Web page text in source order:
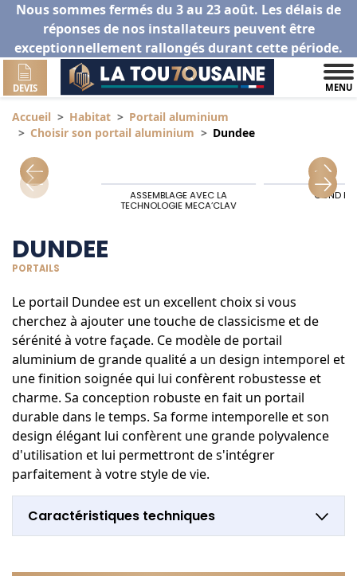
Nous sommes fermés du 3 au 23 août. Les délais de
réponses de nos installateurs peuvent être
exceptionnellement rallongés durant cette période.
DEVIS MENU
Accueil Habitat
Portail aluminium
Choisir son portail aluminium
Dundee
ASSEMBLAGE AVEC LA
TECHNOLOGIE MECA’CLAV
GOND
DUNDEE
PORTAILS
Le portail Dundee est un excellent choix si vous
cherchez à ajouter une touche de classicisme et de
sérénité à votre façade. Ce modèle de portail
aluminium de grande qualité a un design intemporel et
une finition soignée qui lui confèrent robustesse et
charme. Sa conception robuste en fait un portail
durable dans le temps. Sa forme intemporelle et son
design élégant lui confèrent une grande polyvalence
d'utilisation et lui permettront de s'intégrer
parfaitement à votre style de vie.
Caractéristiques techniques